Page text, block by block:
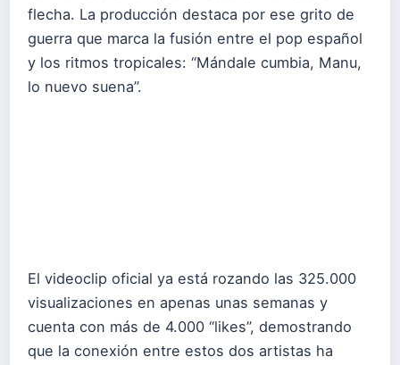
flecha. La producción destaca por ese grito de
guerra que marca la fusión entre el pop español
y los ritmos tropicales: “Mándale cumbia, Manu,
lo nuevo suena”.
El videoclip oficial ya está rozando las 325.000
visualizaciones en apenas unas semanas y
cuenta con más de 4.000 “likes”, demostrando
que la conexión entre estos dos artistas ha